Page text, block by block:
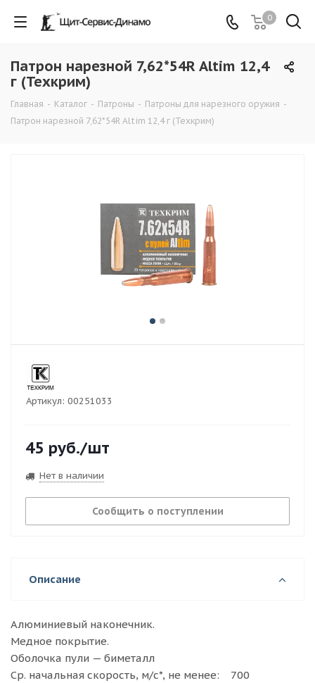
0
Патрон нарезной 7,62*54R Altim 12,4
г (Техкрим)
Главная - Каталог - Патроны - Патроны для нарезного оружия -
Патрон нарезной 7,62*54R Altim 12,4 г (Техкрим)
Артикул: 00251033
45 руб./шт
Нет в наличии
Сообщить о поступлении
Описание
Алюминиевый наконечник.
Медное покрытие.
Оболочка пули — биметалл
Ср. начальная скорость, м/с*, не менее: 700